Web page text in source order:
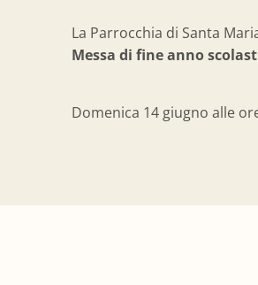
La Parrocchia di Santa
Messa di fine anno
Domenica 14 giugno alle